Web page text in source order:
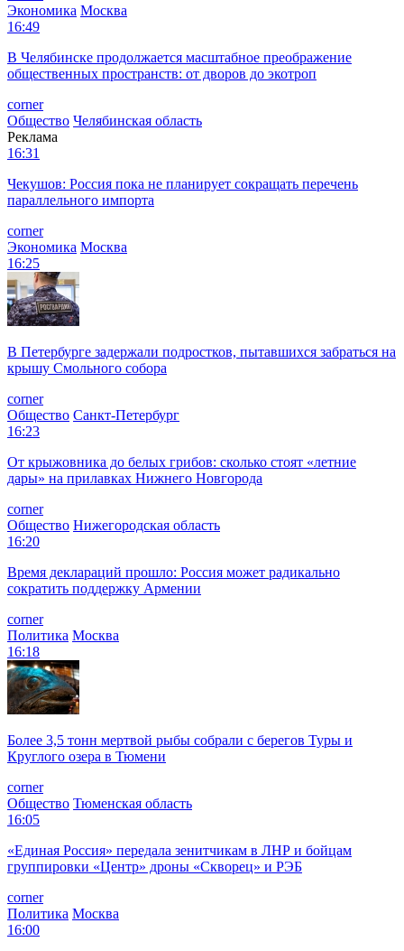
Экономика Москва
16:49
В Челябинске продолжается масштабное преображение
общественных пространств: от дворов до экотроп
corner
Общество Челябинская область
Реклама
16:31
Чекушов: Россия пока не планирует сокращать перечень
параллельного импорта
corner
Экономика Москва
16:25
В Петербурге задержали подростков, пытавшихся забраться на
крышу Смольного собора
corner
Общество Санкт-Петербург
16:23
От крыжовника до белых грибов: сколько стоят «летние
дары» на прилавках Нижнего Новгорода
corner
Общество Нижегородская область
16:20
Время деклараций прошло: Россия может радикально
сократить поддержку Армении
corner
Политика Москва
16:18
Более 3,5 тонн мертвой рыбы собрали с берегов Туры и
Круглого озера в Тюмени
corner
Общество Тюменская область
16:05
«Единая Россия» передала зенитчикам в ЛНР и бойцам
группировки «Центр» дроны «Скворец» и РЭБ
corner
Политика Москва
16:00